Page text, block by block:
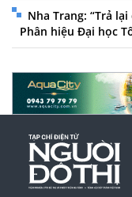
Nha Trang: “Trả
Phân hiệu Đại học